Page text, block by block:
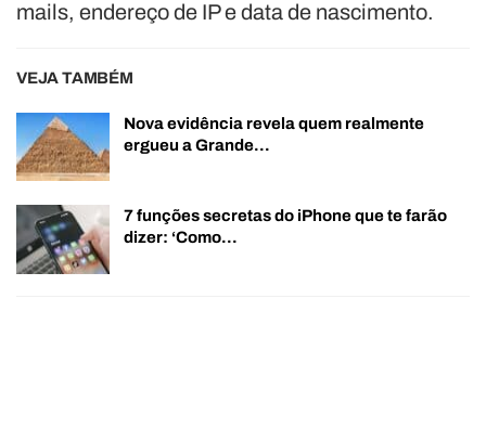
mails, endereço de IP e data de nascimento.
VEJA TAMBÉM
Nova evidência revela quem realmente
ergueu a Grande…
7 funções secretas do iPhone que te farão
dizer: ‘Como…